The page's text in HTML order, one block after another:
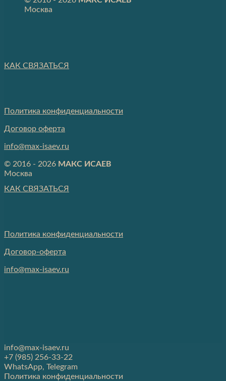
Москва
КАК СВЯЗАТЬСЯ
Политика конфиденциальности
Договор оферта
info@max-isaev.ru
© 2016 - 2026 МАКС ИСАЕВ
Москва
КАК СВЯЗАТЬСЯ
Политика конфиденциальности
Договор-оферта
info@max-isaev.ru
info@max-isaev.ru
+7 (985) 256-33-22
WhatsApp, Telegram
Политика конфиденциальности